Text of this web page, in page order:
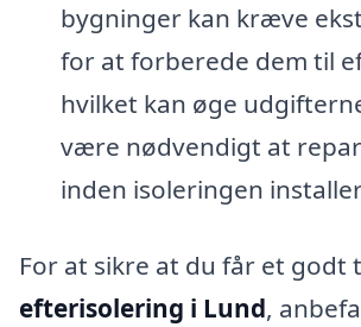
bygninger kan kræve
for at forberede dem til
hvilket kan øge
være nødvendigt at
inden isoleringen
For at sikre at du får et godt
efterisolering i Lund,